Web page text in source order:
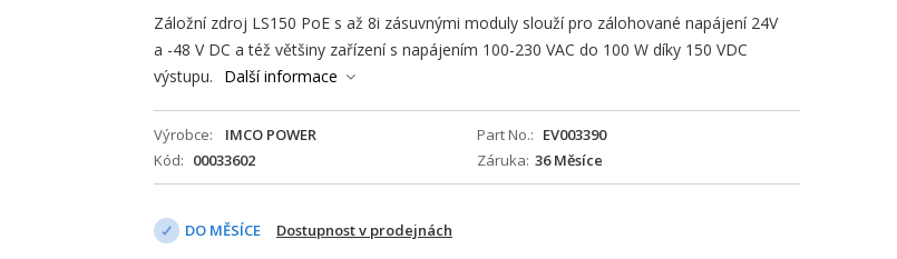
Záložní zdroj LS150 PoE s až 8i zásuvnými moduly slouží pro zálohované napájení 24V
a -48 V DC a též většiny zařízení s napájením 100-230 VAC do 100 W díky 150 VDC
výstupu.
Další informace
Výrobce IMCO POWER Part No.
EV003390
Kód
00033602 Záruka 36 Měsíce
DO MĚSÍCE Dostupnost v prodejnách